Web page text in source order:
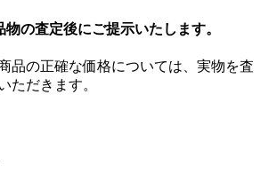
の査定後にご提示いたします。
品の正確な価格については、実物を査
ただきます。